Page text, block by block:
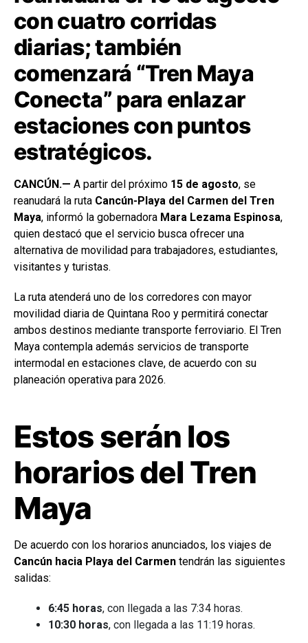
con cuatro corridas
diarias; también
comenzará “Tren Maya
Conecta” para enlazar
estaciones con puntos
estratégicos.
CANCÚN.— A partir del próximo 15 de agosto, se
reanudará la ruta Cancún-Playa del Carmen del Tren
Maya, informó la gobernadora Mara Lezama Espinosa,
quien destacó que el servicio busca ofrecer una
alternativa de movilidad para trabajadores, estudiantes,
visitantes y turistas.
La ruta atenderá uno de los corredores con mayor
movilidad diaria de Quintana Roo y permitirá conectar
ambos destinos mediante transporte ferroviario. El Tren
Maya contempla además servicios de transporte
intermodal en estaciones clave, de acuerdo con su
planeación operativa para 2026.
Estos serán los
horarios del Tren
Maya
De acuerdo con los horarios anunciados, los viajes de
Cancún hacia Playa del Carmen tendrán las siguientes
salidas:
6:45 horas, con llegada a las 7:34 horas.
10:30 horas, con llegada a las 11:19 horas.